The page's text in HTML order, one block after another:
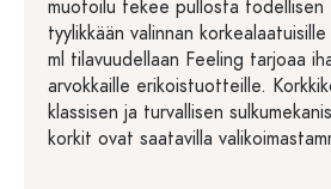
muotoilu tekee pullosta
tyylikkään valinnan
ml tilavuudellaan Feeling tarjoaa
arvokkaille erikoistuotteille.
klassisen ja turvallisen
korkit ovat saatavilla